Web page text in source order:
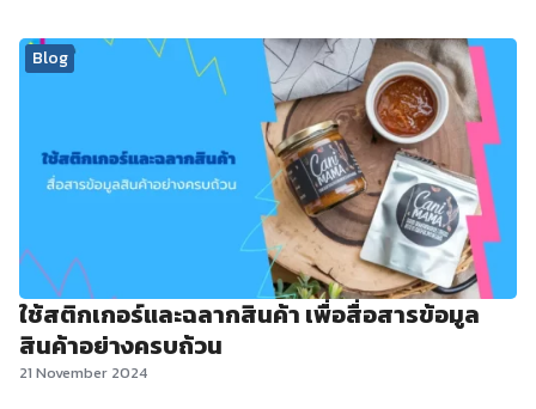
Blog
ใช้สติกเกอร์และฉลากสินค้า เพื่อสื่อสารข้อมูล
สินค้าอย่างครบถ้วน
21 November 2024